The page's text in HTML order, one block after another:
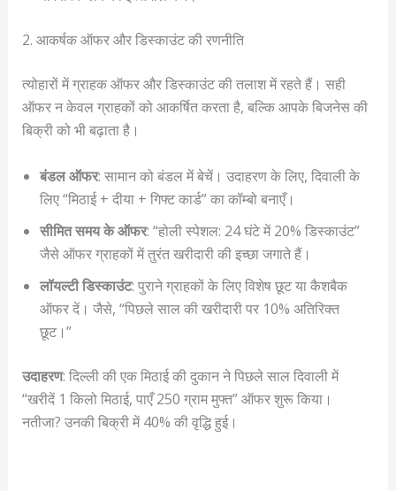
2. आकर्षक ऑफर और डिस्काउंट की रणनीति
त्योहारों में ग्राहक ऑफर और डिस्काउंट की तलाश में रहते हैं। सही
ऑफर न केवल ग्राहकों को आकर्षित करता है, बल्कि आपके बिजनेस की
बिक्री को भी बढ़ाता है।
बंडल ऑफर: सामान को बंडल में बेचें। उदाहरण के लिए, दिवाली के
लिए “मिठाई + दीया + गिफ्ट कार्ड” का कॉम्बो बनाएँ।
सीमित समय के ऑफर: “होली स्पेशल: 24 घंटे में 20% डिस्काउंट”
जैसे ऑफर ग्राहकों में तुरंत खरीदारी की इच्छा जगाते हैं।
लॉयल्टी डिस्काउंट: पुराने ग्राहकों के लिए विशेष छूट या कैशबैक
ऑफर दें। जैसे, “पिछले साल की खरीदारी पर 10% अतिरिक्त
छूट।”
उदाहरण: दिल्ली की एक मिठाई की दुकान ने पिछले साल दिवाली में
“खरीदें 1 किलो मिठाई, पाएँ 250 ग्राम मुफ्त” ऑफर शुरू किया।
नतीजा? उनकी बिक्री में 40% की वृद्धि हुई।